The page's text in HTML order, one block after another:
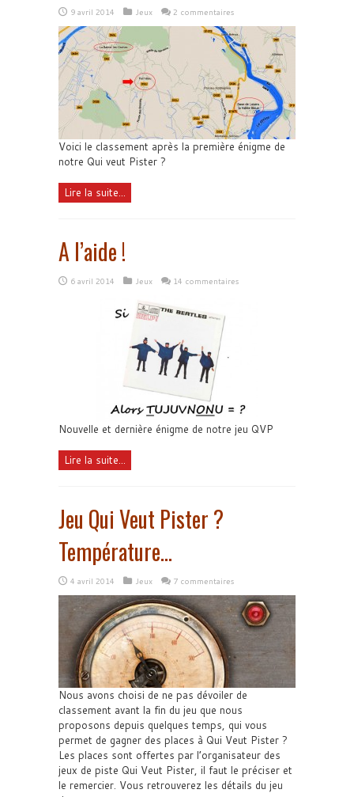
9 avril 2014 Jeux 2 commentaires
Voici le classement après la première énigme de
notre Qui veut Pister ?
Lire la suite...
A l’aide !
6 avril 2014 Jeux 14 commentaires
Nouvelle et dernière énigme de notre jeu QVP
Lire la suite...
Jeu Qui Veut Pister ?
Température…
4 avril 2014 Jeux 7 commentaires
Nous avons choisi de ne pas dévoiler de
classement avant la fin du jeu que nous
proposons depuis quelques temps, qui vous
permet de gagner des places à Qui Veut Pister ?
Les places sont offertes par l’organisateur des
jeux de piste Qui Veut Pister, il faut le préciser et
le remercier. Vous retrouverez les détails du jeu